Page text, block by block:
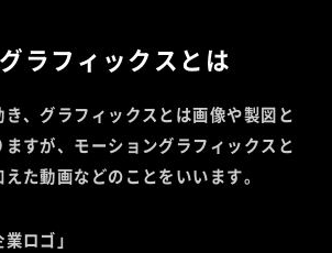
ラフィックスとは
、グラフィックスとは画像や製図と
すが、モーショングラフィックスと
た動画などのことをいいます。
ロゴ」